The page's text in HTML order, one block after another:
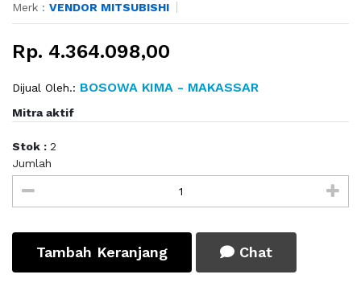
Merk : VENDOR MITSUBISHI
Rp. 4.364.098,00
Dijual Oleh.: BOSOWA KIMA - MAKASSAR
Mitra aktif
Stok : 2
Jumlah
Tambah Keranjang Chat